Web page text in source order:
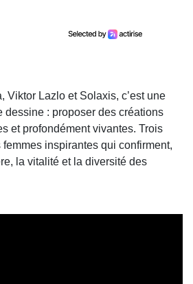
Viktor Lazlo et Solaxis, c’est une
dessine : proposer des créations
et profondément vivantes. Trois
inspirantes qui confirment,
la vitalité et la diversité des